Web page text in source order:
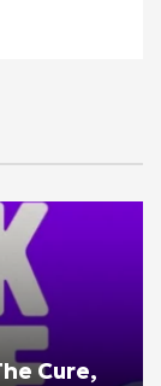
Cure,